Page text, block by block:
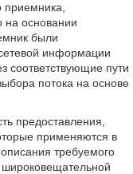
приемника,
на основании
были
информации
соответствующие пути
потока на основе
предоставления,
применяются в
требуемого